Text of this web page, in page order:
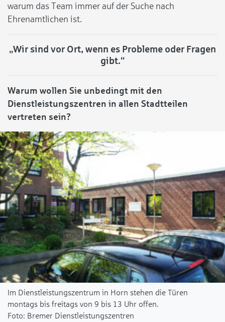
warum das Team immer auf der Suche nach
Ehrenamtlichen ist.
„Wir sind vor Ort, wenn es Probleme oder Fragen
gibt.“
Warum wollen Sie unbedingt mit den
Dienstleistungszentren in allen Stadtteilen
vertreten sein?
Im Dienstleistungszentrum in Horn stehen die Türen
montags bis freitags von 9 bis 13 Uhr offen.
Bremer Dienstleistungszentren